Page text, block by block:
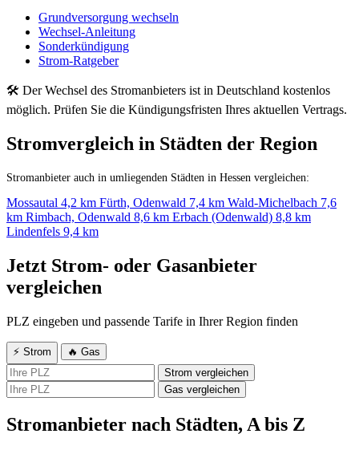
Grundversorgung wechseln
Wechsel-Anleitung
Sonderkündigung
Strom-Ratgeber
🛠 Der Wechsel des Stromanbieters ist in Deutschland kostenlos
möglich. Prüfen Sie die Kündigungsfristen Ihres aktuellen Vertrags.
Stromvergleich in Städten der Region
Stromanbieter auch in umliegenden Städten in Hessen vergleichen:
Mossautal 4,2 km Fürth, Odenwald 7,4 km Wald-Michelbach 7,6
km Rimbach, Odenwald 8,6 km Erbach (Odenwald) 8,8 km
Lindenfels 9,4 km
Jetzt Strom- oder Gasanbieter
vergleichen
PLZ eingeben und passende Tarife in Ihrer Region finden
⚡ Strom
🔥 Gas
Strom vergleichen
Gas vergleichen
Stromanbieter nach Städten, A bis Z